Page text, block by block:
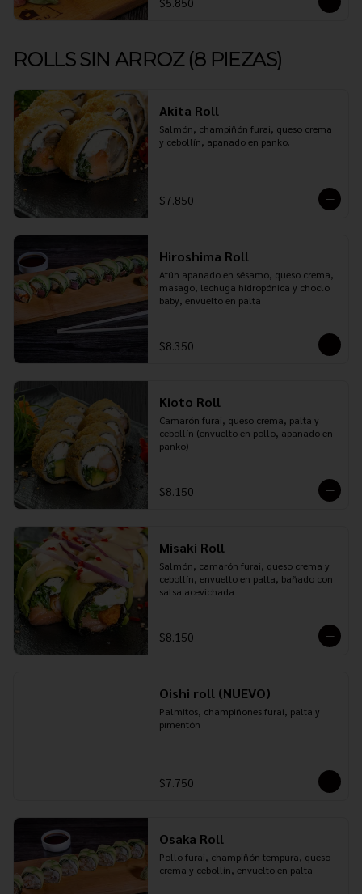
ROLLS SIN ARROZ (8 PIEZAS)
Akita Roll
Salmón, champiñón furai, queso crema
y cebollín, apanado en panko.
$7.850
Hiroshima Roll
Atún apanado en sésamo, queso crema,
masago, lechuga hidropónica y choclo
baby, envuelto en palta
$8.350
Kioto Roll
Camarón furai, queso crema, palta y
cebollín (envuelto en pollo, apanado en
panko)
$8.150
Misaki Roll
Salmón, camarón furai, queso crema y
cebollín, envuelto en palta, bañado con
salsa acevichada
$8.150
Oishi roll (NUEVO)
Palmitos, champiñones furai, palta y
pimentón
$7.750
Osaka Roll
Pollo furai, champiñón tempura, queso
crema y cebollín, envuelto en palta